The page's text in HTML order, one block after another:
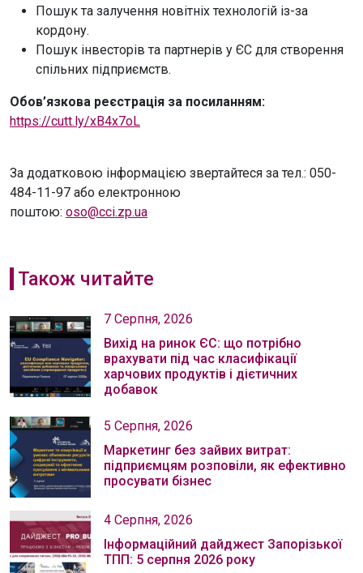
Пошук та залучення новітніх технологій із-за
кордону.
Пошук інвесторів та партнерів у ЄС для створення
спільних підприємств.
Обов’язкова реєстрація за посиланням:
https://cutt.ly/xB4x7oL
За додатковою інформацією звертайтеся за тел.: 050-
484-11-97 або електронною
поштою: oso@cci.zp.ua
Також читайте
7 Серпня, 2026
Вихід на ринок ЄС: що потрібно
врахувати під час класифікації
харчових продуктів і дієтичних
добавок
5 Серпня, 2026
Маркетинг без зайвих витрат:
підприємцям розповіли, як ефективно
просувати бізнес
4 Серпня, 2026
Інформаційний дайджест Запорізької
ТПП: 5 серпня 2026 року